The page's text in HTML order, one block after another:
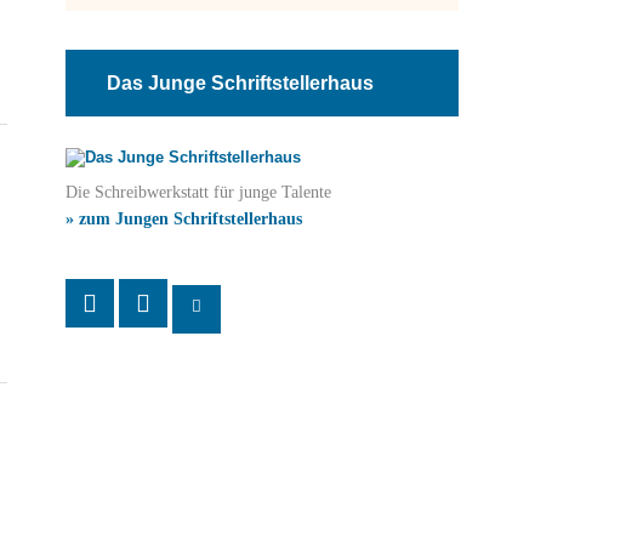
Das Junge Schriftstellerhaus
Die Schreibwerkstatt für junge Talente
» zum Jungen Schriftstellerhaus